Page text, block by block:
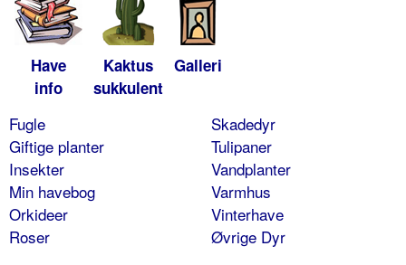
Have
info
Kaktus
sukkulent
Galleri
Fugle
Giftige planter
Insekter
Min havebog
Orkideer
Roser
Skadedyr
Tulipaner
Vandplanter
Varmhus
Vinterhave
Øvrige Dyr